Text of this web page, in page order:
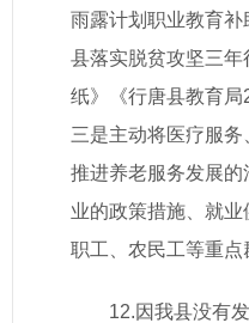
雨露计划职业教育
县落实脱贫攻坚三
纸》《行唐县教育
三是主动将医疗服
推进养老服务发展
业的政策措施、就业
职工、农民工等重点
12.因我县没有